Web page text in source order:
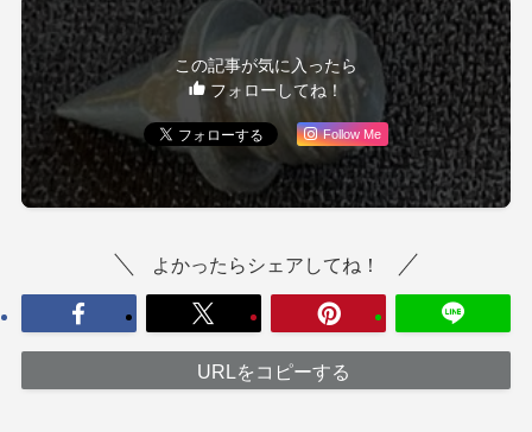
この記事が気に入ったら
フォローしてね！
Follow Me
よかったらシェアしてね！
URLをコピーする